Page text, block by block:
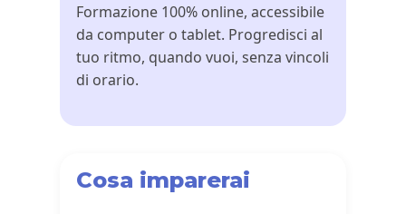
Formazione 100% online, accessibile
da computer o tablet. Progredisci al
tuo ritmo, quando vuoi, senza vincoli
di orario.
Cosa imparerai